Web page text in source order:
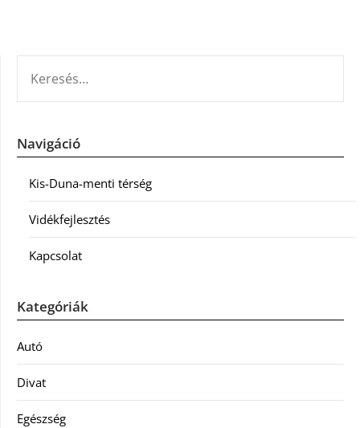
Navigáció
Kis-Duna-menti térség
Vidékfejlesztés
Kapcsolat
Kategóriák
Autó
Divat
Egészség